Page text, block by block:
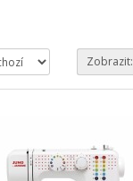
Zobrazit: